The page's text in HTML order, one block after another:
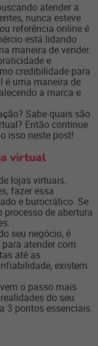
atender a
nunca esteve
referência online é
está lidando
maneira de vender.
e
credibilidade para
é uma maneira de
a marca e
Sabe quais são
Então continue
isso neste post!
virtual
lojas virtuais.
fazer essa
e burocrático. Se
de abertura
seu negócio, é
atender com
até as
existem
o passo mais
do seu
3 pontos essenciais: